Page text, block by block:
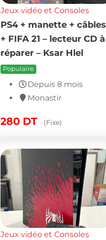
Jeux vidéo et Consoles
PS4 + manette + câbles
+ FIFA 21 – lecteur CD à
réparer – Ksar Hlel
Populaire
Depuis 8 mois
Monastir
280 DT (Fixe)
Jeux vidéo et Consoles